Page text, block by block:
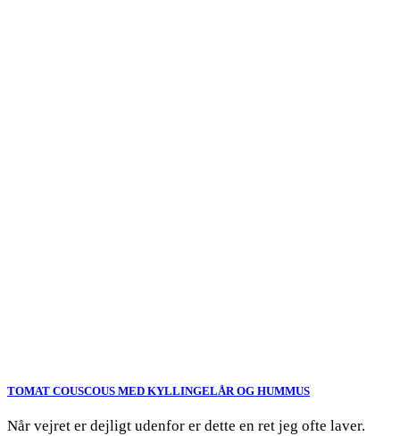
TOMAT COUSCOUS MED KYLLINGELÅR OG HUMMUS
Når vejret er dejligt udenfor er dette en ret jeg ofte laver.